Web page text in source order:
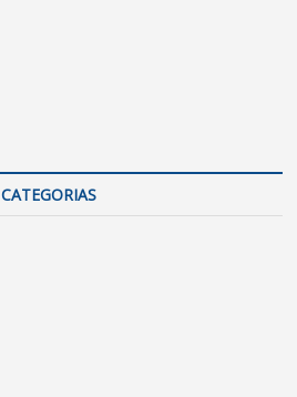
CATEGORIAS